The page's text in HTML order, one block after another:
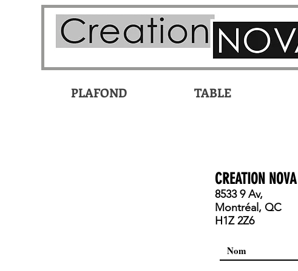
PLAFOND TABLE
CREATION NOVA
8533 9 Av,
Montréal, QC
H1Z 2Z6